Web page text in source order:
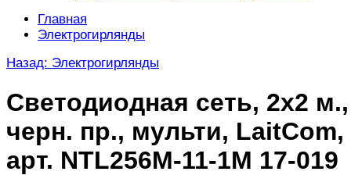
Главная
Электрогирлянды
Назад: Электрогирлянды
Светодиодная сеть, 2х2 м.,
черн. пр., мульти, LaitCom,
арт. NTL256M-11-1М 17-019